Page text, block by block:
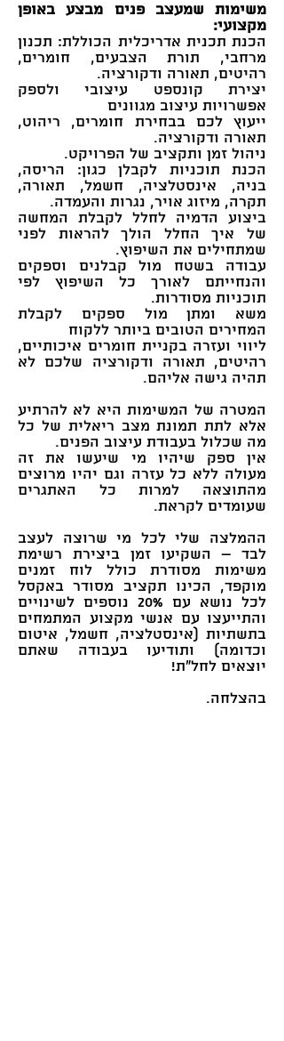
משימות שמעצב פנים מבצע באופן
מקצועי:
הכנת תכנית אדריכלית הכוללת: תכנון
מרחבי, תורת הצבעים, חומרים,
רהיטים, תאורה ודקורציה.
יצירת קונספט עיצובי ולספק
אפשרויות עיצוב מגוונים
ייעוץ לכם בבחירת חומרים, ריהוט,
תאורה ודקורציה.
ניהול זמן ותקציב של הפרויקט.
הכנת תוכניות לקבלן כגון: הריסה,
בניה, אינסטלציה, חשמל, תאורה,
תקרה, מיזוג אויר, נגרות והעמדה.
ביצוע הדמיה לחלל לקבלת המחשה
של איך החלל הולך להראות לפני
שמתחילים את השיפוץ.
עבודה בשטח מול קבלנים וספקים
והנחייתם לאורך כל השיפוץ לפי
תוכניות מסודרות.
משא ומתן מול ספקים לקבלת
המחירים הטובים ביותר ללקוח
ליווי ועזרה בקניית חומרים איכותיים,
רהיטים, תאורה ודקורציה שלכם לא
תהיה גישה אליהם.
המטרה של המשימות היא לא להרתיע
אלא לתת תמונת מצב ריאלית של כל
מה שכלול בעבודת עיצוב הפנים.
אין ספק שיהיו מי שיעשו את זה
מעולה ללא כל עזרה וגם יהיו מרוצים
מהתוצאה למרות כל האתגרים
שעומדים לקראת.
ההמלצה שלי לכל מי שרוצה לעצב
לבד – השקיעו זמן ביצירת רשימת
משימות מסודרת כולל לוח זמנים
מוקפד, הכינו תקציב מסודר באקסל
לכל נושא עם 20% נוספים לשינויים
והתייעצו עם אנשי מקצוע המתמחים
בתשתיות (אינסטלציה, חשמל, איטום
וכדומה) ותודיעו בעבודה שאתם
יוצאים לחל"ת!
בהצלחה.